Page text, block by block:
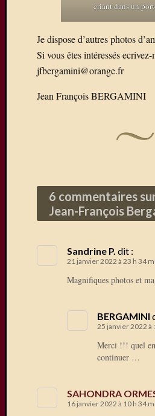
criant dans un
Je dispose d’autres photos
Si vous êtes intéressés
jfbergamini@orange.fr
Jean François BERGAMINI
6 commentaires
Jean-François
Sandrine P. dit :
21 janvier 2022 à 23 h 34
Magnifiques photos et
BERGAMINI
25 janvier 2022 à
Merci !!! quel
continuer …
SAHONDRA
16 janvier 2022 à 10 h 34